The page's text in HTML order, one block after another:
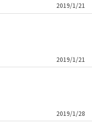
2019/1/21
2019/1/21
2019/1/28